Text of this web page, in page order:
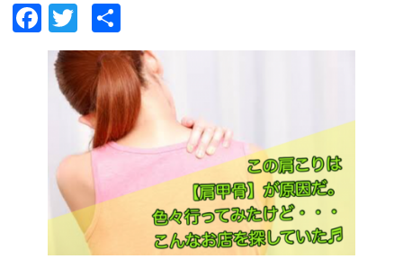
Facebook
Twitter
有